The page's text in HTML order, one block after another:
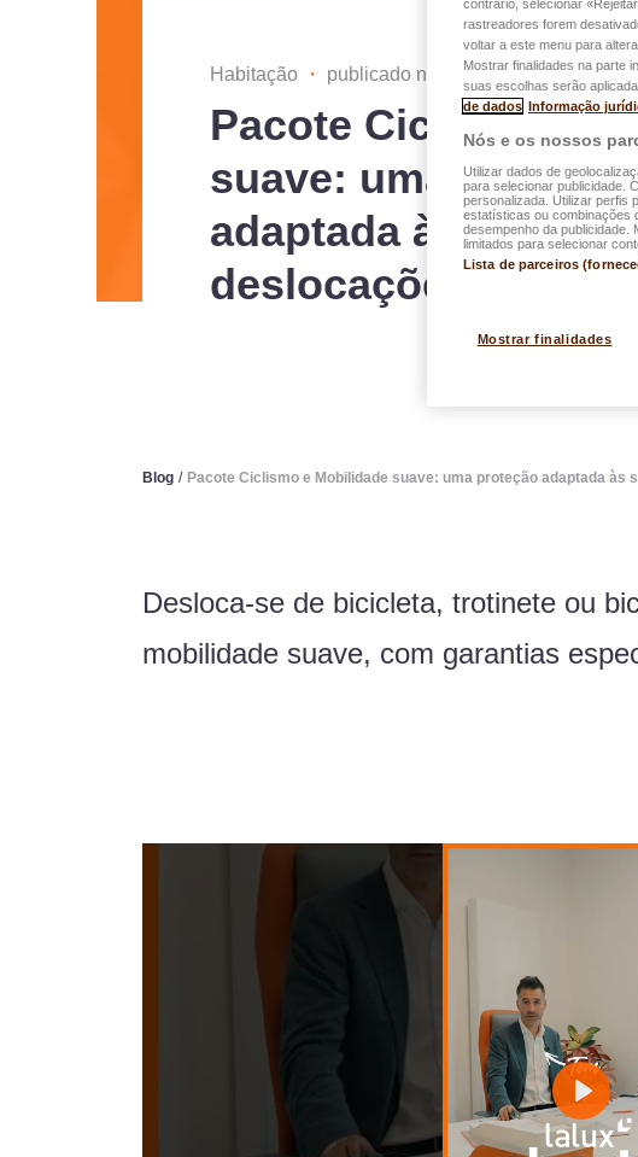
Habitação ・ publicado no 10.06.2024
Pacote Ciclismo e
suave: uma
adaptada às suas
deslocações
Blog / Pacote Ciclismo e Mobilidade suave: uma proteção adaptada às
Desloca-se de bicicleta, trotinete ou
mobilidade suave, com garantias
Play
contrário, selecionar
rastreadores forem
voltar a este menu para
Mostrar finalidades na parte
suas escolhas serão
de dados
Informação
Nós e os nossos
Utilizar dados de
para selecionar publicidade.
personalizada. Utilizar perfis
estatísticas ou combinações
desempenho da publicidade.
limitados para selecionar
Lista de parceiros
Mostrar finalidades